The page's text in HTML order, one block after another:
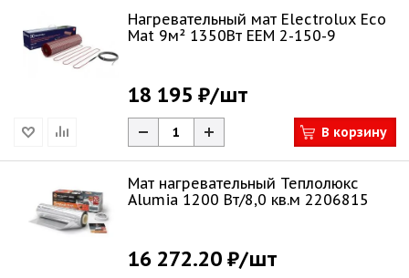
Нагревательный мат Electrolux Eco
Mat 9м² 1350Вт EEM 2-150-9
18 195 ₽/шт
В корзину
Мат нагревательный Теплолюкс
Alumia 1200 Вт/8,0 кв.м 2206815
16 272.20 ₽/шт